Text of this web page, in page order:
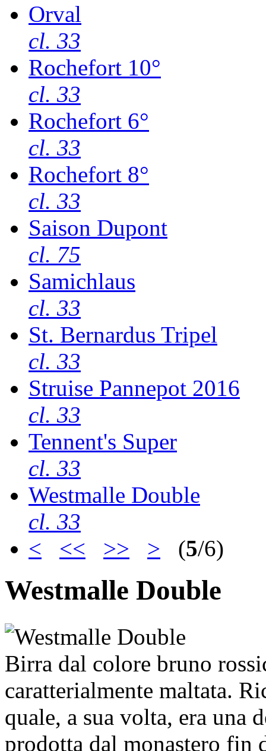
Orval
cl. 33
Rochefort 10°
cl. 33
Rochefort 6°
cl. 33
Rochefort 8°
cl. 33
Saison Dupont
cl. 75
Samichlaus
cl. 33
St. Bernardus Tripel
cl. 33
Struise Pannepot 2016
cl. 33
Tennent's Super
cl. 33
Westmalle Double
cl. 33
<
<< >> > (5/6)
Westmalle Double
Birra dal colore bruno
caratterialmente maltata.
quale, a sua volta, era una
prodotta dal monastero fin